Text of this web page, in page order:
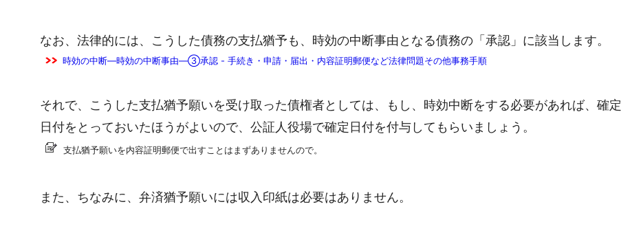
なお、法律的には、こうした債務の支払猶予も、時効の中断事由となる債務の「承認」に該当します。
時効の中断―時効の中断事由―③承認 - 手続き・申請・届出・内容証明郵便など法律問題その他事務手順
それで、こうした支払猶予願いを受け取った債権者としては、もし、時効中断をする必要があれば、確定
日付をとっておいたほうがよいので、公証人役場で確定日付を付与してもらいましょう。
支払猶予願いを内容証明郵便で出すことはまずありませんので。
また、ちなみに、弁済猶予願いには収入印紙は必要はありません。